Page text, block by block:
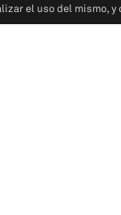
el uso del mismo,